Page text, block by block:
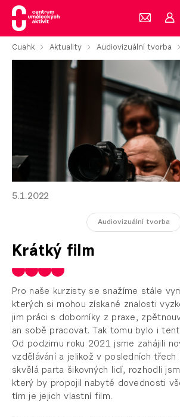
Cuahk Aktuality Audiovizuální tvorba
5.1.2022
Audiovizuální tvorba
Krátký film
Pro naše kurzisty se snažíme stále
kterých si mohou získané znalosti
jim práci s doborníky z praxe,
an sobě pracovat. Tak tomu bylo i
Od podzimu roku 2021 jsme zahájili
vzdělávání a jelikož v posledních třech
skvělá parta šikovných lidí, rozhodli
který by propojil nabyté dovednosti
tím je jejich vlastní film.